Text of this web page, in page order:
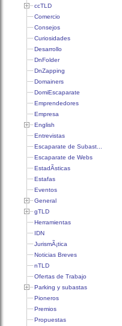
ccTLD
Comercio
Consejos
Curiosidades
Desarrollo
DnFolder
DnZapping
Domainers
DomiEscaparate
Emprendedores
Empresa
English
Entrevistas
Escaparate de Subast...
Escaparate de Webs
EstadÃ­sticas
Estafas
Eventos
General
gTLD
Herramientas
IDN
JurismÃ¡tica
Noticias Breves
nTLD
Ofertas de Trabajo
Parking y subastas
Pioneros
Premios
Propuestas